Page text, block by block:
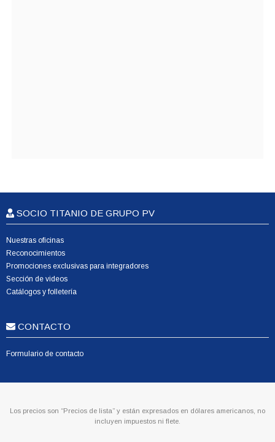
SOCIO TITANIO DE GRUPO PV
Nuestras oficinas
Reconocimientos
Promociones exclusivas para integradores
Sección de videos
Catálogos y folletería
CONTACTO
Formulario de contacto
Los precios son “Precios de lista” y están expresados en dólares americanos, no
incluyen impuestos ni flete.